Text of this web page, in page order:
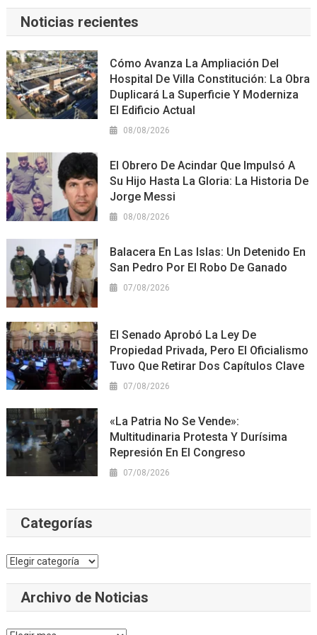
Noticias recientes
Cómo Avanza La Ampliación Del
Hospital De Villa Constitución: La Obra
Duplicará La Superficie Y Moderniza
El Edificio Actual
08/08/2026
El Obrero De Acindar Que Impulsó A
Su Hijo Hasta La Gloria: La Historia De
Jorge Messi
08/08/2026
Balacera En Las Islas: Un Detenido En
San Pedro Por El Robo De Ganado
07/08/2026
El Senado Aprobó La Ley De
Propiedad Privada, Pero El Oficialismo
Tuvo Que Retirar Dos Capítulos Clave
07/08/2026
«La Patria No Se Vende»:
Multitudinaria Protesta Y Durísima
Represión En El Congreso
07/08/2026
Categorías
Categorías
Archivo de Noticias